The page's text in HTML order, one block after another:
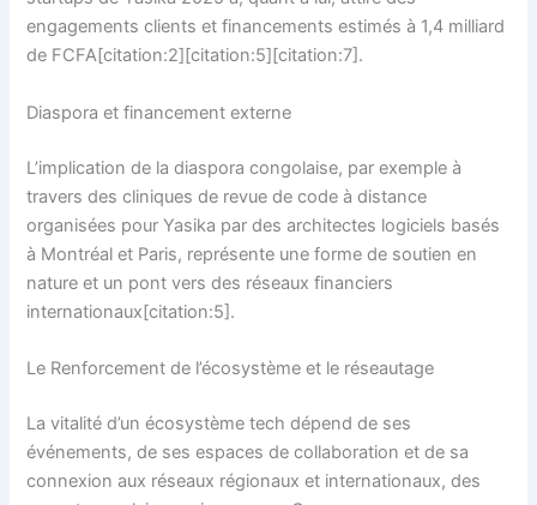
engagements clients et financements estimés à 1,4 milliard
de FCFA[citation:2][citation:5][citation:7].
Diaspora et financement externe
L’implication de la diaspora congolaise, par exemple à
travers des cliniques de revue de code à distance
organisées pour Yasika par des architectes logiciels basés
à Montréal et Paris, représente une forme de soutien en
nature et un pont vers des réseaux financiers
internationaux[citation:5].
Le Renforcement de l’écosystème et le réseautage
La vitalité d’un écosystème tech dépend de ses
événements, de ses espaces de collaboration et de sa
connexion aux réseaux régionaux et internationaux, des